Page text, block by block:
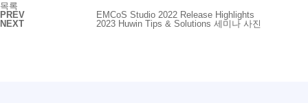
목록
PREV
EMCoS Studio 2022 Release Highlights
NEXT
2023 Huwin Tips & Solutions 세미나 사진